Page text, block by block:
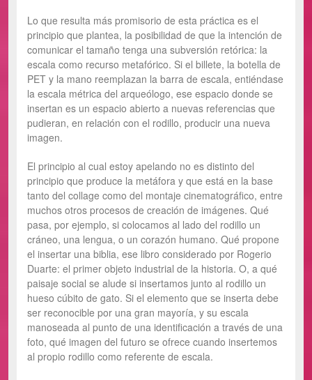
Lo que resulta más promisorio de esta práctica es el
principio que plantea, la posibilidad de que la intención de
comunicar el tamaño tenga una subversión retórica: la
escala como recurso metafórico. Si el billete, la botella de
PET y la mano reemplazan la barra de escala, entiéndase
la escala métrica del arqueólogo, ese espacio donde se
insertan es un espacio abierto a nuevas referencias que
pudieran, en relación con el rodillo, producir una nueva
imagen.
El principio al cual estoy apelando no es distinto del
principio que produce la metáfora y que está en la base
tanto del collage como del montaje cinematográfico, entre
muchos otros procesos de creación de imágenes. Qué
pasa, por ejemplo, si colocamos al lado del rodillo un
cráneo, una lengua, o un corazón humano. Qué propone
el insertar una biblia, ese libro considerado por Rogerio
Duarte: el primer objeto industrial de la historia. O, a qué
paisaje social se alude si insertamos junto al rodillo un
hueso cúbito de gato. Si el elemento que se inserta debe
ser reconocible por una gran mayoría, y su escala
manoseada al punto de una identificación a través de una
foto, qué imagen del futuro se ofrece cuando insertemos
al propio rodillo como referente de escala.